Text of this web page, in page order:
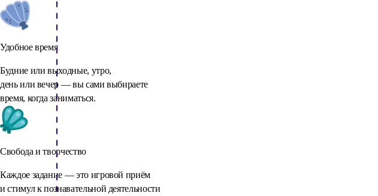
Удобное время
Будние или выходные, утро,
день или вечер — вы сами выбираете
время, когда заниматься.
Свобода и творчество
Каждое задание — это игровой приём
и стимул к познавательной деятельности